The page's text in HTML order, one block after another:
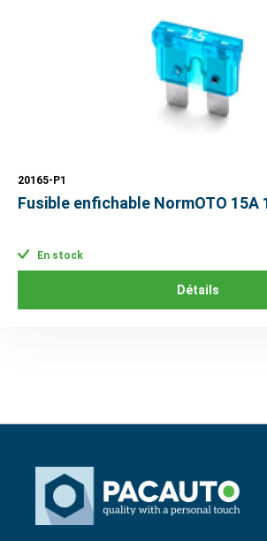
20165-P1
Fusible enfichable NormOTO
En stock
Détails